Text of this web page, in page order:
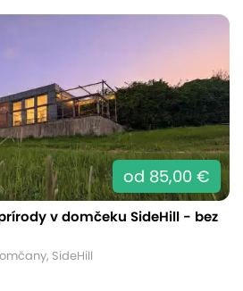
od 85,00 €
v domčeku SideHill - bez
SideHill